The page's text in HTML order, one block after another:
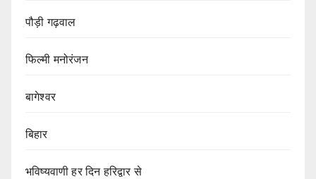
पौड़ी गढ़वाल
फिल्मी मनोरंजन
बागेश्वर
बिहार
भविष्यवाणी हर दिन हरिद्वार से